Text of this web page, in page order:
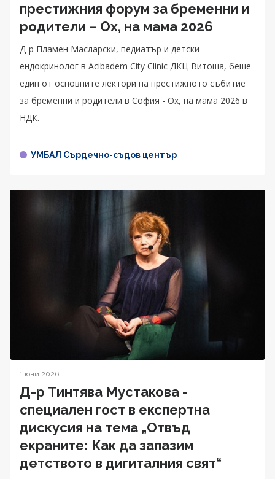
престижния форум за бременни и
родители – Ох, на мама 2026
Д-р Пламен Масларски, педиатър и детски
ендокринолог в Acibadem City Clinic ДКЦ Витоша, беше
един от основните лектори на престижното събитие
за бременни и родители в София - Ох, на мама 2026 в
НДК.
УМБАЛ Сърдечно-съдов център
1 юни 2026
Д-р Тинтява Мустакова -
специален гост в експертна
дискусия на тема „Отвъд
екраните: Как да запазим
детството в дигиталния свят“